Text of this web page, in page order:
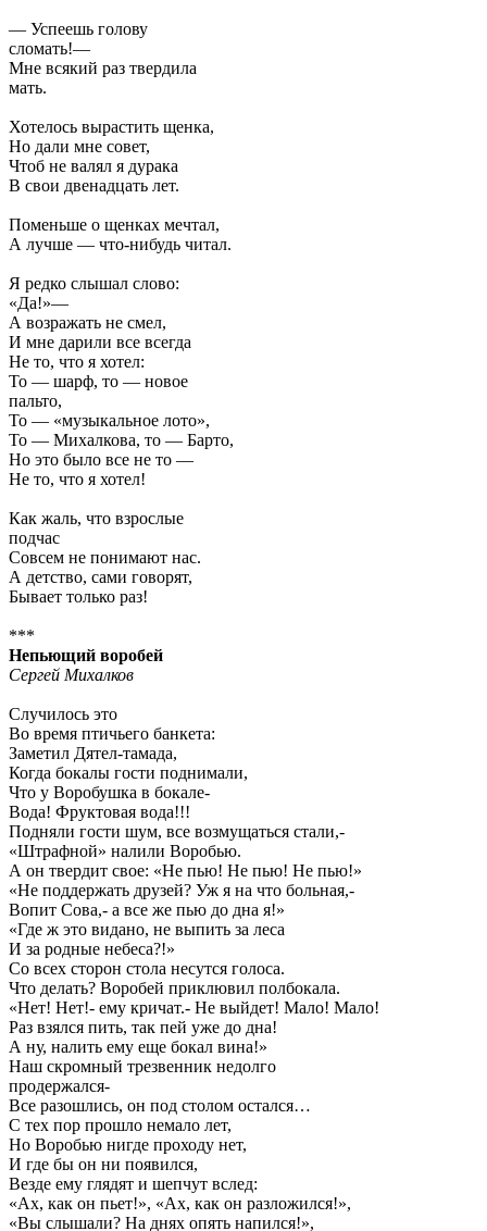
— Успеешь голову
сломать!—
Мне всякий раз твердила
мать.
Хотелось вырастить щенка,
Но дали мне совет,
Чтоб не валял я дурака
В свои двенадцать лет.
Поменьше о щенках мечтал,
А лучше — что-нибудь читал.
Я редко слышал слово:
«Да!»—
А возражать не смел,
И мне дарили все всегда
Не то, что я хотел:
То — шарф, то — новое
пальто,
То — «музыкальное лото»,
То — Михалкова, то — Барто,
Но это было все не то —
Не то, что я хотел!
Как жаль, что взрослые
подчас
Совсем не понимают нас.
А детство, сами говорят,
Бывает только раз!
***
Непьющий воробей
Сергей Михалков
Случилось это
Во время птичьего банкета:
Заметил Дятел-тамада,
Когда бокалы гости поднимали,
Что у Воробушка в бокале-
Вода! Фруктовая вода!!!
Подняли гости шум, все возмущаться стали,-
«Штрафной» налили Воробью.
А он твердит свое: «Не пью! Не пью! Не пью!»
«Не поддержать друзей? Уж я на что больная,-
Вопит Сова,- а все же пью до дна я!»
«Где ж это видано, не выпить за леса
И за родные небеса?!»
Со всех сторон стола несутся голоса.
Что делать? Воробей приклювил полбокала.
«Нет! Нет!- ему кричат.- Не выйдет! Мало! Мало!
Раз взялся пить, так пей уже до дна!
А ну, налить ему еще бокал вина!»
Наш скромный трезвенник недолго
продержался-
Все разошлись, он под столом остался…
С тех пор прошло немало лет,
Но Воробью нигде проходу нет,
И где бы он ни появился,
Везде ему глядят и шепчут вслед:
«Ах, как он пьет!», «Ах, как он разложился!»,
«Вы слышали? На днях опять напился!»,